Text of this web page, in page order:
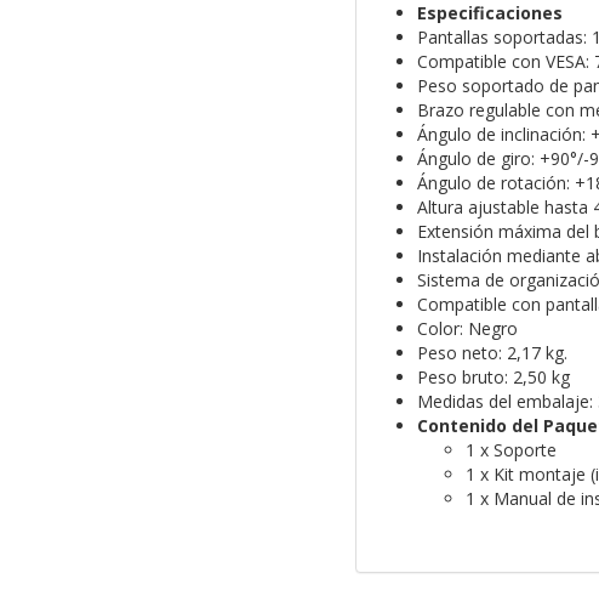
Especificaciones
Pantallas soportadas:
Compatible con VESA:
Peso soportado de
Brazo regulable con
Ángulo de inclinación:
Ángulo de giro: +90°/-
Ángulo de rotación:
Altura ajustable hasta
Extensión máxima del
Instalación mediante
Sistema de
Compatible con
Color: Negro
Peso neto: 2,17 kg.
Peso bruto: 2,50 kg
Medidas del
Contenido del
1 x Soporte
1 x Kit montaje
1 x Manual de